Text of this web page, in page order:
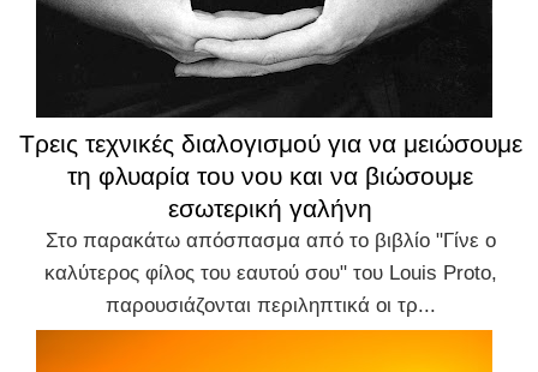
Τρεις τεχνικές διαλογισμού για να μειώσουμε
τη φλυαρία του νου και να βιώσουμε
εσωτερική γαλήνη
Στο παρακάτω απόσπασμα από το βιβλίο "Γίνε ο
καλύτερος φίλος του εαυτού σου" του Louis Proto,
παρουσιάζονται περιληπτικά οι τρ...